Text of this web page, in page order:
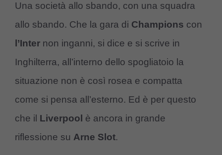
Una società allo sbando, con una squadra
allo sbando. Che la gara di Champions con
l’Inter non inganni, si dice e si scrive in
Inghilterra, all’interno dello spogliatoio la
situazione non è così rosea e compatta
come si pensa all’esterno. Ed è per questo
che il Liverpool è ancora in grande
riflessione su Arne Slot.